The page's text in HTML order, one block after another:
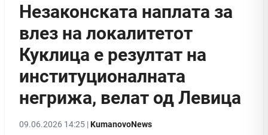
Незаконската наплата за
влез на локалитетот
Куклица е резултат на
институционалната
негрижа, велат од Левица
09.06.2026 14:25 |KumanovoNews